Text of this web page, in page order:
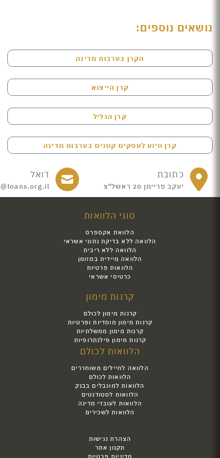
נושאים נוספים:
הקרן בערבות מדינה
קרן הייצוא
קרן הגליל
קרן סיוע לעסקים קטנים בערבות מדינה
כתובת
יעקב פריימן 20 ראשל"צ
דואל
סוגי הלוואות
הלוואת אקספרס
הלוואה ללא בדיקת נתוני אשראי
הלוואה ללא ריבית
הלוואה מיידית במזומן
הלוואות פרטיות
כרטיסי אשראי
קרנות מימון
קרנות מימון לכולם
קרנות מימון מוסדיות ופרטיות
קרנות מימון ממשלתיות
קרנות מימון פילנתרופיות
הלוואות לכולם
הלוואה לחיילים משוחררים
הלוואות לכולם
הלוואות למוגבלים בבנק
הלוואות לסטודנטים
הלוואות לעובדי מדינה
הלוואות לשכירים
הצהרת נגישות
תקנון אתר
מדיניות פרטיות